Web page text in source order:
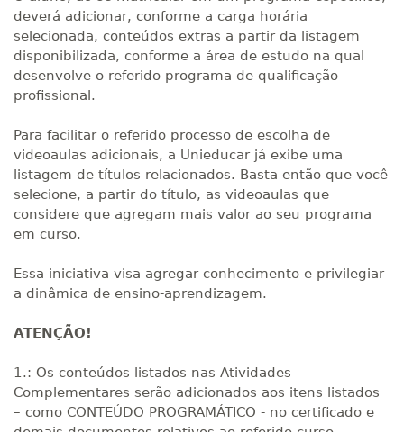
deverá adicionar, conforme a carga horária
selecionada, conteúdos extras a partir da listagem
disponibilizada, conforme a área de estudo na qual
desenvolve o referido programa de qualificação
profissional.
Para facilitar o referido processo de escolha de
videoaulas adicionais, a Unieducar já exibe uma
listagem de títulos relacionados. Basta então que você
selecione, a partir do título, as videoaulas que
considere que agregam mais valor ao seu programa
em curso.
Essa iniciativa visa agregar conhecimento e privilegiar
a dinâmica de ensino-aprendizagem.
ATENÇÃO!
1.: Os conteúdos listados nas Atividades
Complementares serão adicionados aos itens listados
– como CONTEÚDO PROGRAMÁTICO - no certificado e